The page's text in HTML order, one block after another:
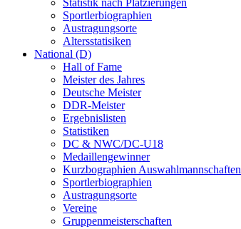
Statistik nach Platzierungen
Sportlerbiographien
Austragungsorte
Altersstatisiken
National (D)
Hall of Fame
Meister des Jahres
Deutsche Meister
DDR-Meister
Ergebnislisten
Statistiken
DC & NWC/DC-U18
Medaillengewinner
Kurzbographien Auswahlmannschaften
Sportlerbiographien
Austragungsorte
Vereine
Gruppenmeisterschaften